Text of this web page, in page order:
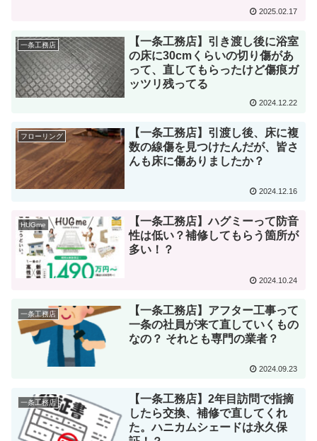
2025.02.17
一条工務店
【一条工務店】引き渡し後に浴室
の床に30cmくらいの切り傷があ
って、直してもらったけど傷痕ガ
ッツリ残ってる
2024.12.22
フローリング
【一条工務店】引渡し後、床に複
数の線傷を見つけたんだが、皆さ
んも床に傷ありましたか？
2024.12.16
HUGme
【一条工務店】ハグミーって防音
性は低い？補修してもらう箇所が
多い！？
2024.10.24
一条工務店
【一条工務店】アフター工事って
一条の社員が来て直していくもの
なの？ それとも専門の業者？
2024.09.23
一条工務店
【一条工務店】2年目訪問で指摘
したら交換、補修で直してくれ
た。ハニカムシェードは永久保